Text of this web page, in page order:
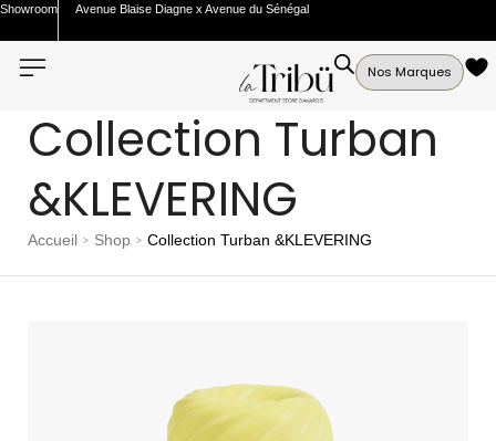
Showroom Avenue Blaise Diagne x Avenue du Sénégal
Nos Marques
Collection Turban
&KLEVERING
Accueil > Shop > Collection Turban &KLEVERING